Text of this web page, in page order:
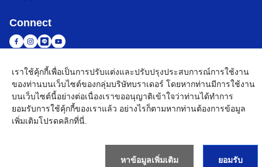
Connect
Thailand เครือข่าย Brother ทั่วโลก
นโยบายความเป็นส่วนตัว เงื่อนไขการใช้งาน แผนผังเว็บไซต์ ไปที่โกลบอลไซต์
เราใช้คุ้กกี้เพื่อเป็นการปรับแต่งและปรับปรุงประสบการณ์การใช้งาน
ของท่านบนเว็บไซต์ของกลุ่มบริษัทบราเดอร์ โดยหากท่านมีการใช้งาน
บนเว็บไซต์นี้อย่างต่อเนื่องเราขออนุญาติเข้าใจว่าท่านได้ทำการ
ยอมรับการใช้คุ้กกี้ของเราแล้ว อย่างไรก็ตามหากท่านต้องการข้อมูล
เพิ่มเติมโปรดคลิกที่นี่
หาข้อมูลเพิ่มเติม ยอมรับ